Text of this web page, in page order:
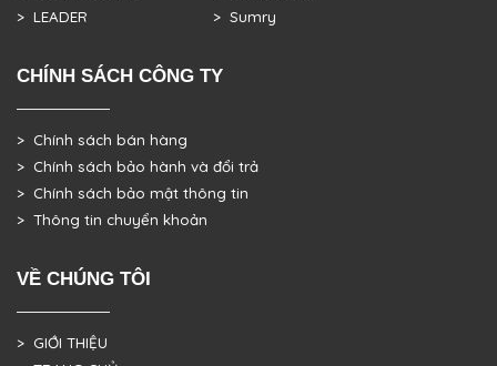
> LEADER
> Sumry
CHÍNH SÁCH CÔNG TY
> Chính sách bán hàng
> Chính sách bảo hành và đổi trả
> Chính sách bảo mật thông tin
> Thông tin chuyển khoản
VỀ CHÚNG TÔI
> GIỚI THIỆU